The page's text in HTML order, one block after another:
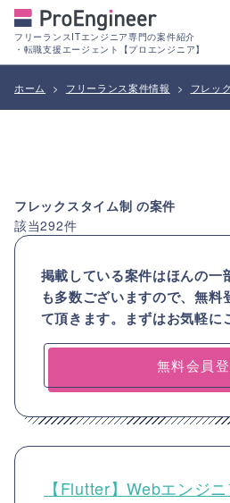
フリーランスITエンジニア専門の案件紹介
・転職支援エージェント【プロエンジニア】
ホーム > フリーランス案件情報 > フレッ
フレックスタイム制 の案件
該当292件
掲載している案件はほんの一
も多数ございますので、無料
て頂きます。まずはお気軽に
無料会員
【Flutter】Webエンジ